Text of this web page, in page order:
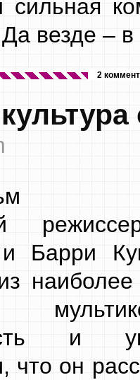
сильная
везде –
2
и Барри
и
что он